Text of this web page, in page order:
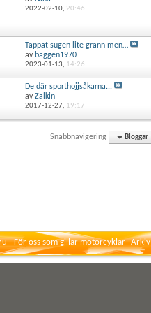
2022-02-10, 20:46
Tappat sugen lite grann men…
av baggen1970
2023-01-13, 14:26
De där sporthojjsåkarna...
avZalkin
2017-12-27, 19:17
Snabbnavigering Bloggar
- För oss som gillar motorcyklar Arkiv